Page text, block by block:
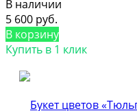
В наличии
5 600 руб.
В корзину
Купить в 1 клик